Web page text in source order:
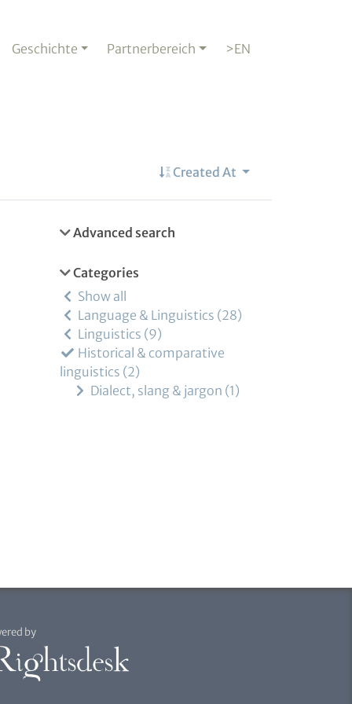
Geschichte Partnerbereich >EN
Created At
Advanced search
Categories
Show all
Language & Linguistics 28
Linguistics 9
Historical & comparative
linguistics 2
Dialect, slang & jargon 1
by